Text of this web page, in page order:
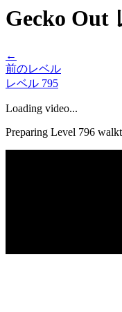
Gecko Out
←
前のレベル
レベル 795
Loading video...
Preparing Level 796